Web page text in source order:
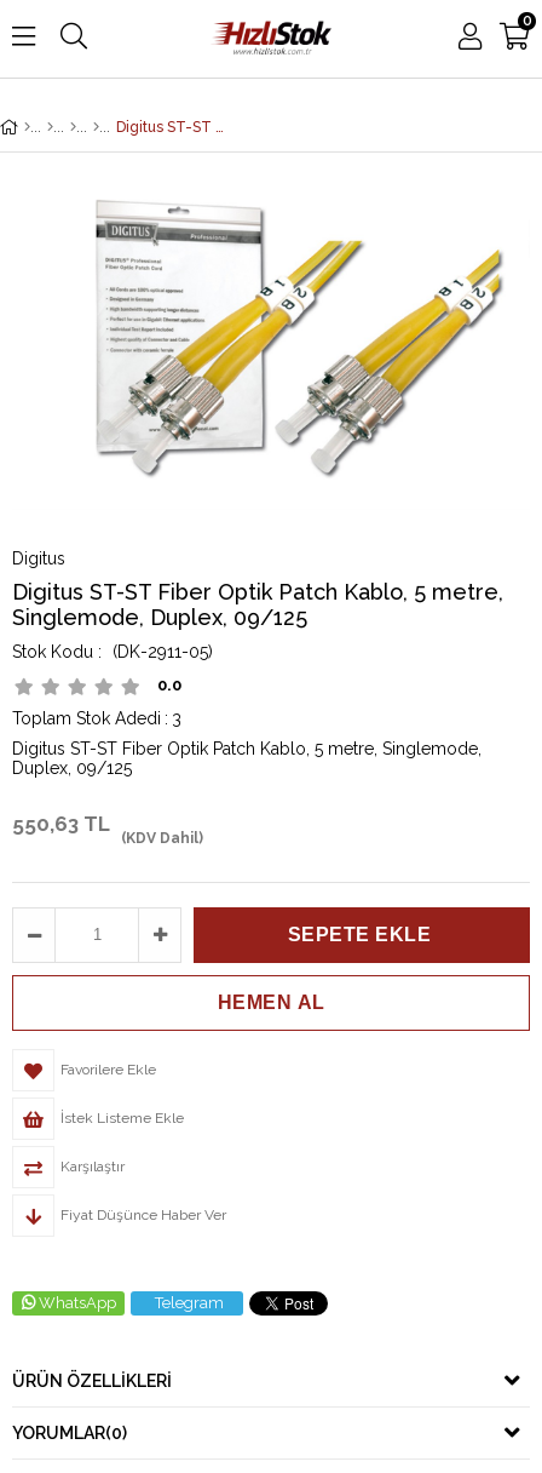
0
Digitus ST-ST Fiber Optik Patch Kablo, 5 metre, Singlemode, Duplex, 09/125
Digitus
Digitus ST-ST Fiber Optik Patch Kablo, 5 metre,
Singlemode, Duplex, 09/125
(DK-2911-05)
0.0
Toplam Stok Adedi : 3
Digitus ST-ST Fiber Optik Patch Kablo, 5 metre, Singlemode,
Duplex, 09/125
550,63 TL
(KDV Dahil)
Favorilere Ekle
İstek Listeme Ekle
Karşılaştır
Fiyat Düşünce Haber Ver
WhatsApp Telegram
ÜRÜN ÖZELLIKLERI
YORUMLAR(0)